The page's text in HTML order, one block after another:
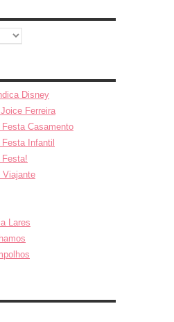
Disney
Ferreira
Casamento
Infantil
Festa!
Viajante
Lares